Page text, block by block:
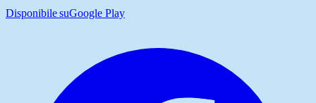
Disponibile suGoogle Play